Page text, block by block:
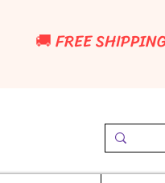
🚚 FREE